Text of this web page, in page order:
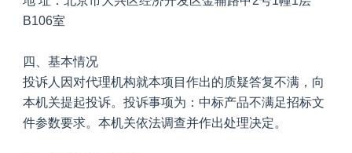
B106室
四、基本情况
投诉人因对代理机构就本项目作出的质疑答复不满，向
本机关提起投诉。投诉事项为：中标产品不满足招标文
件参数要求。本机关依法调查并作出处理决定。